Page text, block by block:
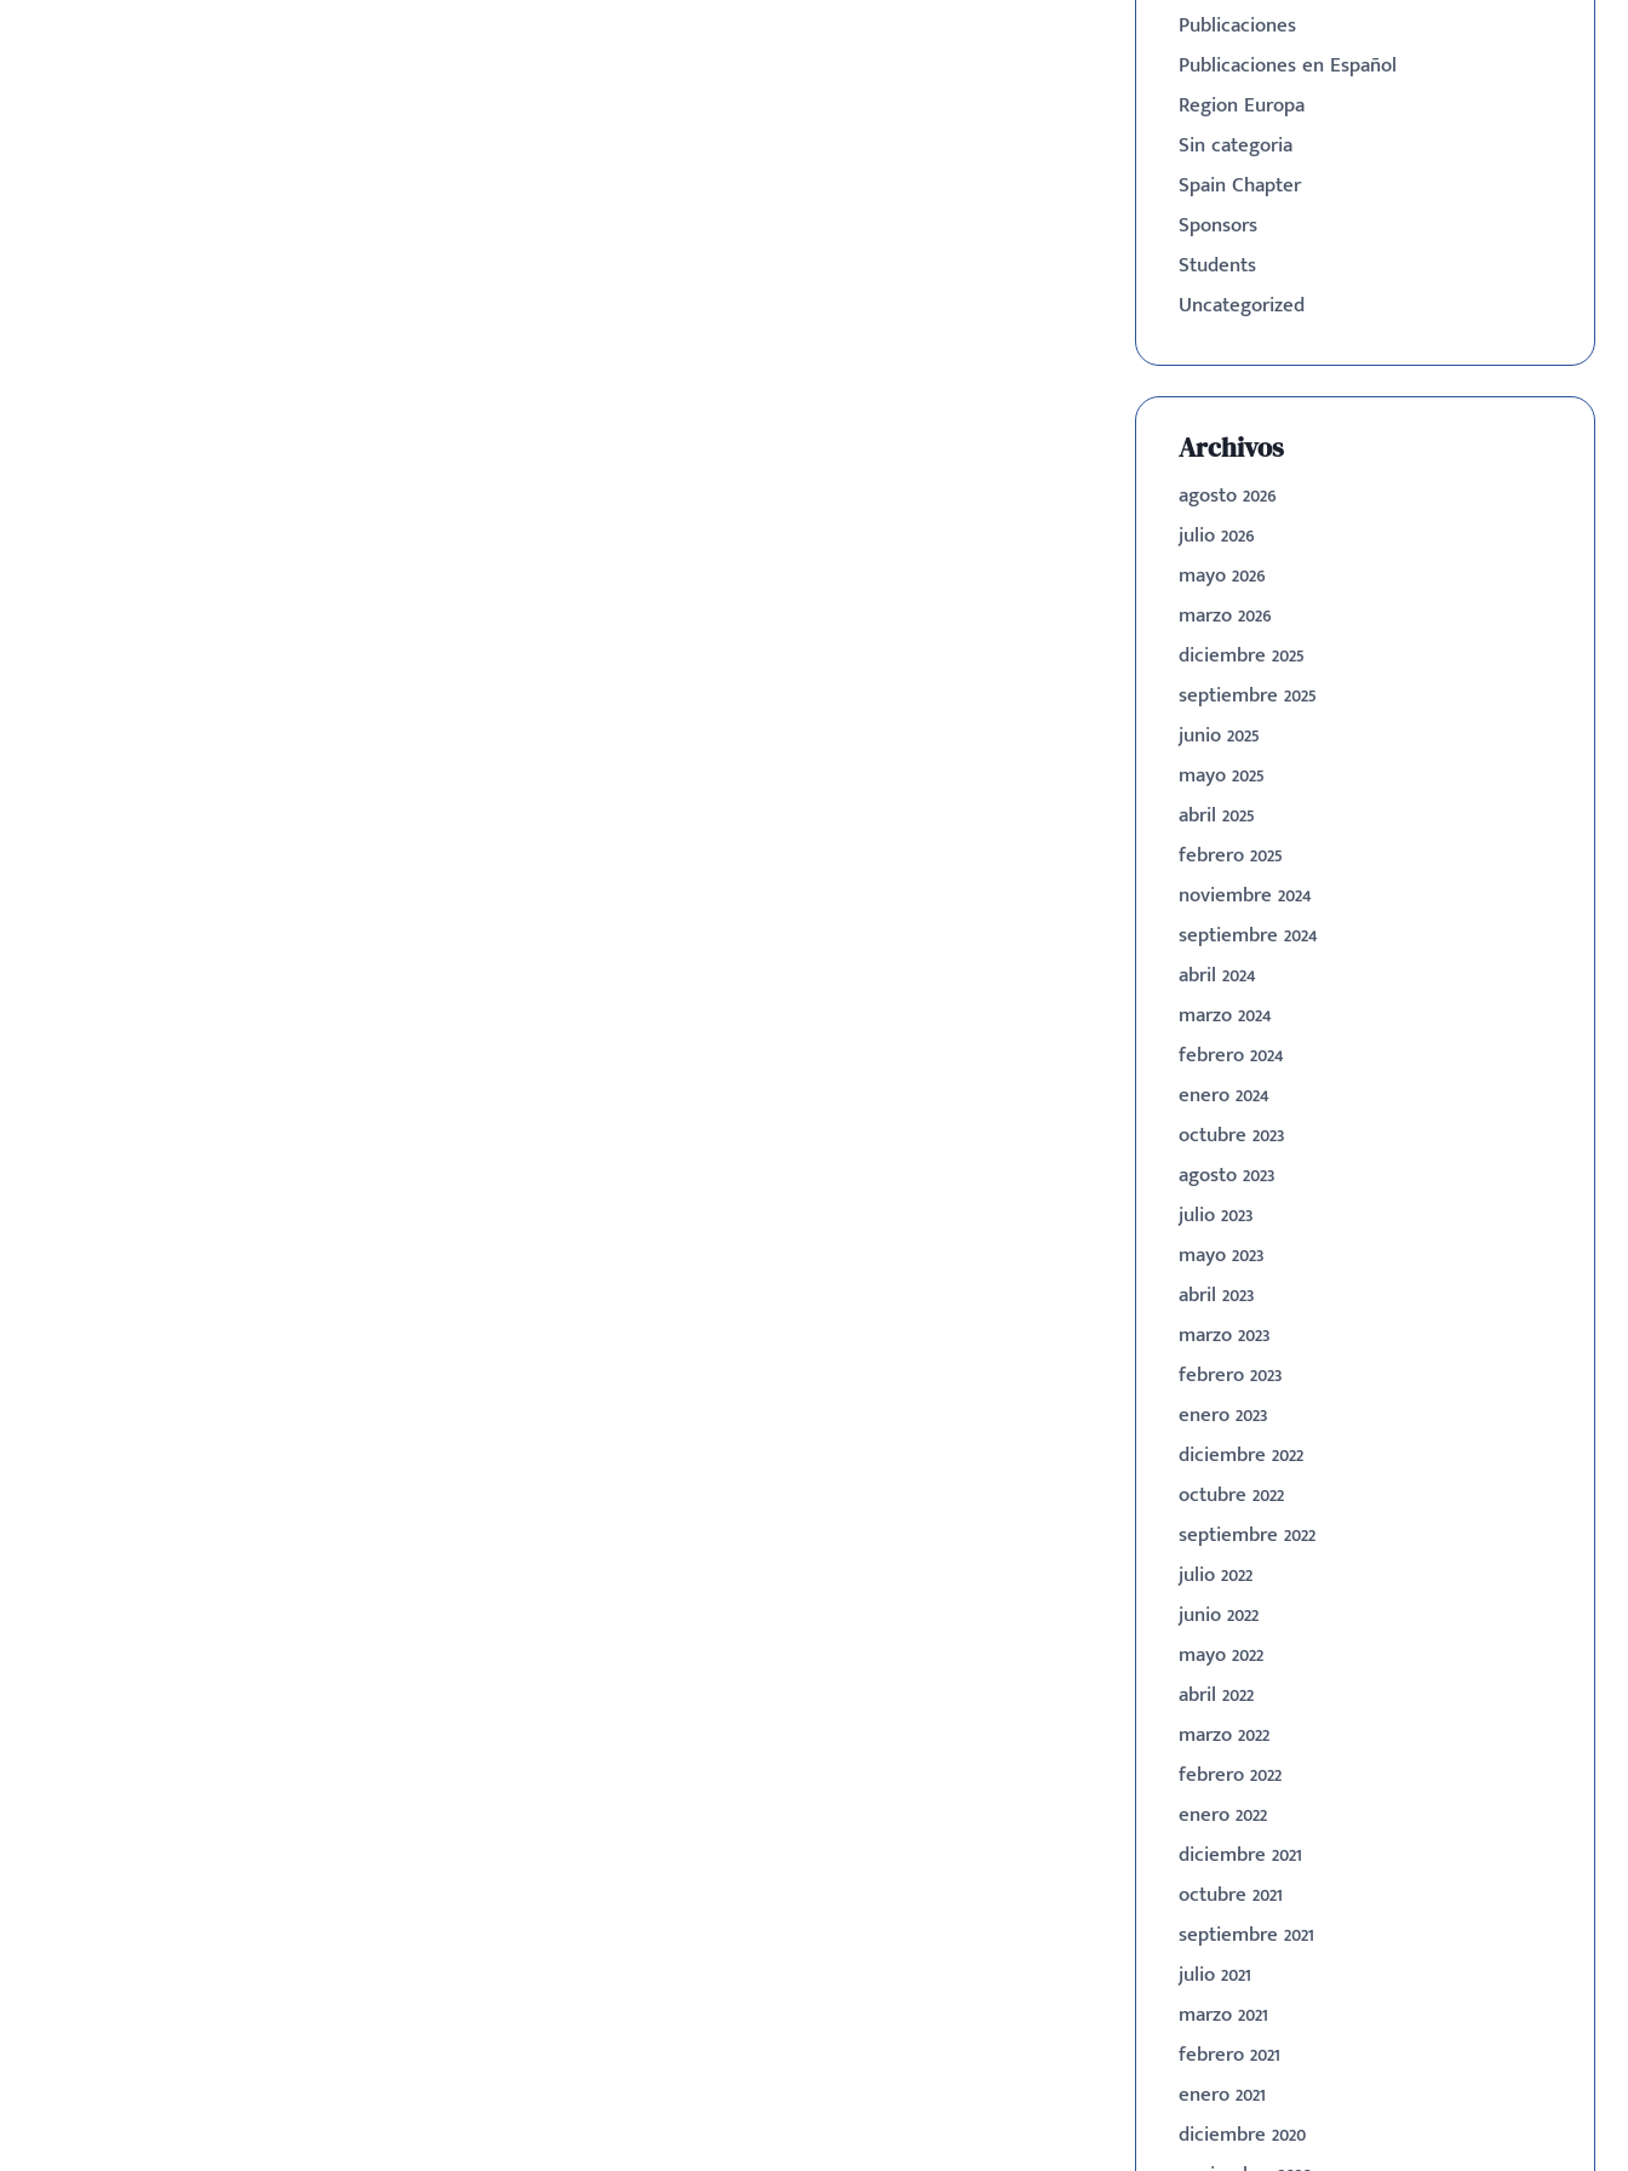
Publicaciones
Publicaciones en Español
Region Europa
Sin categoria
Spain Chapter
Sponsors
Students
Uncategorized
Archivos
agosto 2026
julio 2026
mayo 2026
marzo 2026
diciembre 2025
septiembre 2025
junio 2025
mayo 2025
abril 2025
febrero 2025
noviembre 2024
septiembre 2024
abril 2024
marzo 2024
febrero 2024
enero 2024
octubre 2023
agosto 2023
julio 2023
mayo 2023
abril 2023
marzo 2023
febrero 2023
enero 2023
diciembre 2022
octubre 2022
septiembre 2022
julio 2022
junio 2022
mayo 2022
abril 2022
marzo 2022
febrero 2022
enero 2022
diciembre 2021
octubre 2021
septiembre 2021
julio 2021
marzo 2021
febrero 2021
enero 2021
diciembre 2020